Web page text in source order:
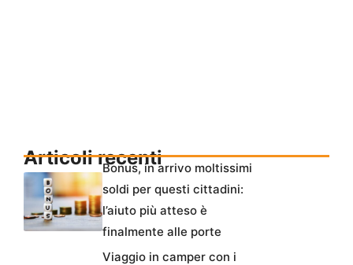
Articoli recentiBonus, in arrivo moltissimi
soldi per questi cittadini:
l’aiuto più atteso è
finalmente alle porte
Viaggio in camper con i